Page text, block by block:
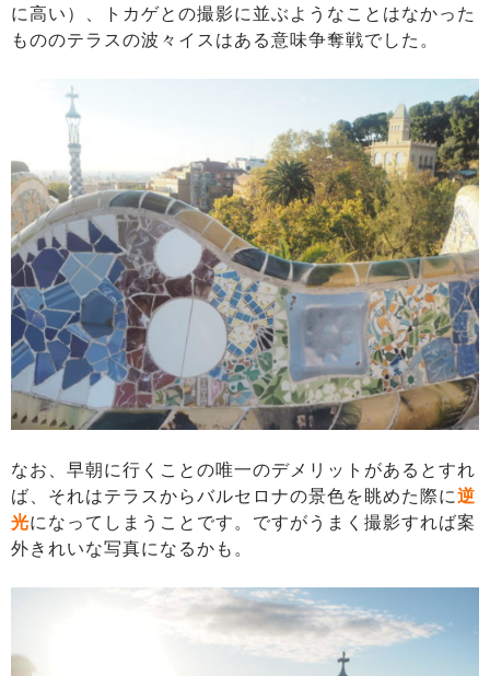
に高い）、トカゲとの撮影に並ぶようなことはなかった
もののテラスの波々イスはある意味争奪戦でした。
なお、早朝に行くことの唯一のデメリットがあるとすれ
ば、それはテラスからバルセロナの景色を眺めた際に逆
光になってしまうことです。ですがうまく撮影すれば案
外きれいな写真になるかも。